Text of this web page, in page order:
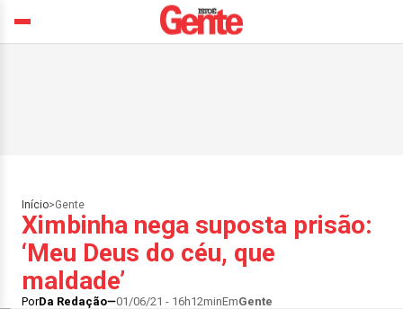
Início>Gente
Ximbinha nega suposta prisão:
‘Meu Deus do céu, que
maldade’
PorDa Redação 01/06/21 - 16h12minEmGente